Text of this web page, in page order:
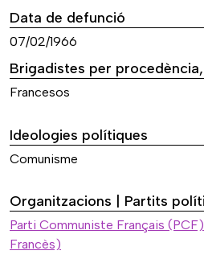
Data de defunció
07/02/1966
Brigadistes per
Francesos
Ideologies polítiques
Comunisme
Organitzacions | Partits
Parti Communiste Français
Francès)